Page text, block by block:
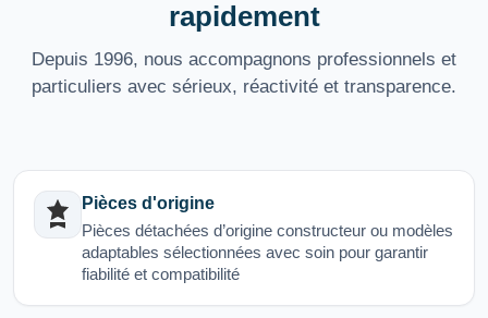
rapidement
Depuis 1996, nous accompagnons professionnels et
particuliers avec sérieux, réactivité et transparence.
Pièces d'origine
Pièces détachées d’origine constructeur ou modèles
adaptables sélectionnées avec soin pour garantir
fiabilité et compatibilité